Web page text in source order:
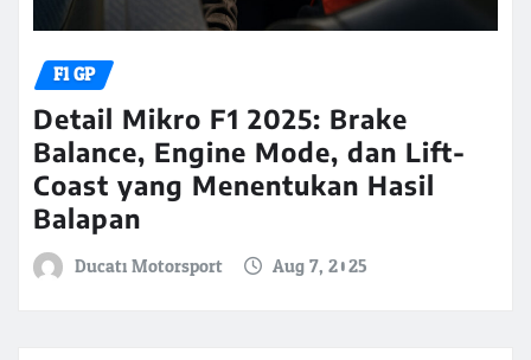
F1 GP
Detail Mikro F1 2025: Brake
Balance, Engine Mode, dan Lift-
Coast yang Menentukan Hasil
Balapan
Ducati Motorsport Aug 7, 2025